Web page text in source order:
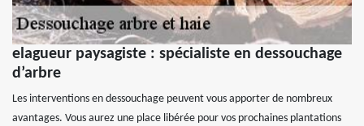
elagueur paysagiste : spécialiste en dessouchage
d’arbre
Les interventions en dessouchage peuvent vous apporter de nombreux
avantages. Vous aurez une place libérée pour vos prochaines plantations